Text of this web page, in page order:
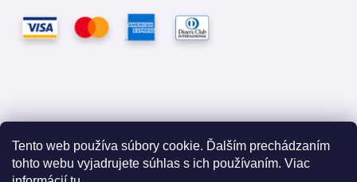
Tento web používa súbory cookie. Ďalším prechádzaním
tohto webu vyjadrujete súhlas s ich používaním. Viac
Facebook